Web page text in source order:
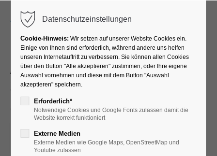
Akupressur –
Selbstbehandlung bei
Schmerzen
28.07.2026, 16:00
ORT: KURHALLE
Datenschutzeinstellungen
Cookie-Hinweis: Wir setzen auf unserer Website Cookies ein.
Einige von Ihnen sind erforderlich, während andere uns helfen
unseren Internetauftritt zu verbessern. Sie können allen Cookies
über den Button "Alle akzeptieren" zustimmen, oder Ihre eigene
Auswahl vornehmen und diese mit dem Button "Auswahl
akzeptieren" speichern.
Erforderlich*
Notwendige Cookies und Google Fonts zulassen damit die
Website korrekt funktioniert
Externe Medien
Externe Medien wie Google Maps, OpenStreetMap und
Youtube zulassen